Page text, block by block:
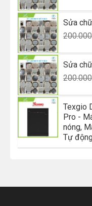
Sửa
Sửa
Texgio
Pro -
nóng,
Tự